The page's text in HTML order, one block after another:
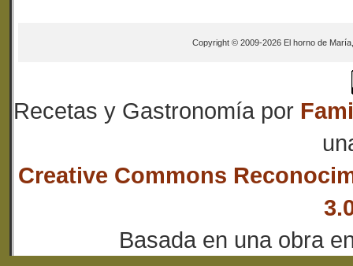
Copyright © 2009-2026 El horno de
Recetas y Gastronomía por
Creative Commons
Basada en una obra